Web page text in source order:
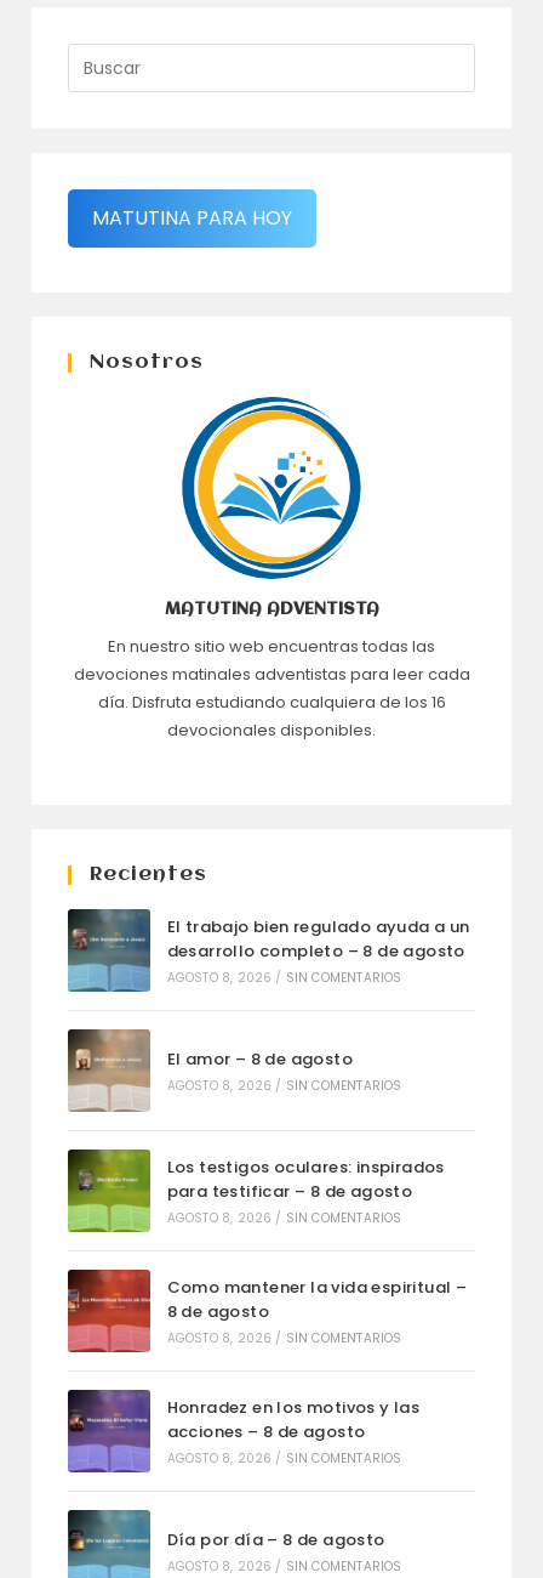
MATUTINA PARA HOY
Nosotros
MATUTINA ADVENTISTA
En nuestro sitio web encuentras todas las
devociones matinales adventistas para leer cada
día. Disfruta estudiando cualquiera de los 16
devocionales disponibles.
Recientes
El trabajo bien regulado ayuda a un
desarrollo completo – 8 de agosto
AGOSTO 8, 2026 / SIN COMENTARIOS
El amor – 8 de agosto
AGOSTO 8, 2026 / SIN COMENTARIOS
Los testigos oculares: inspirados
para testificar – 8 de agosto
AGOSTO 8, 2026 / SIN COMENTARIOS
Como mantener la vida espiritual –
8 de agosto
AGOSTO 8, 2026 / SIN COMENTARIOS
Honradez en los motivos y las
acciones – 8 de agosto
AGOSTO 8, 2026 / SIN COMENTARIOS
Día por día – 8 de agosto
AGOSTO 8, 2026 / SIN COMENTARIOS